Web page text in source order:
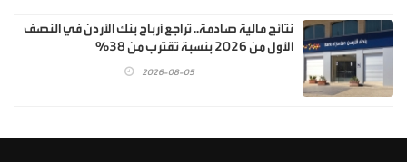
نتائج مالية صادمة.. تراجع أرباح بنك الأردن في النصف
الأول من 2026 بنسبة تقترب من 38%
2026-08-05